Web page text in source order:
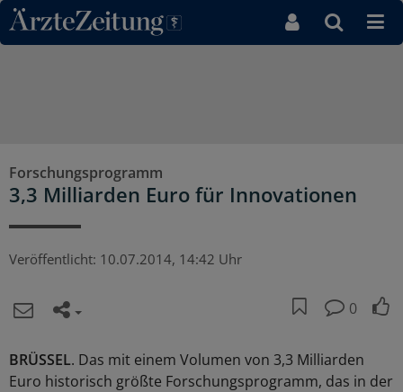
Direkt zum Inhaltsbereich
Forschungsprogramm
3,3 Milliarden Euro für Innovationen
Veröffentlicht: 10.07.2014, 14:42 Uhr
0
BRÜSSEL. Das mit einem Volumen von 3,3 Milliarden
Euro historisch größte Forschungsprogramm, das in der